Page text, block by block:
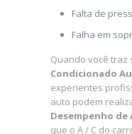
Falta de
Falha em
Quando você traz
Condicionado
experientes
auto podem
Desempenho de
que o A / C do